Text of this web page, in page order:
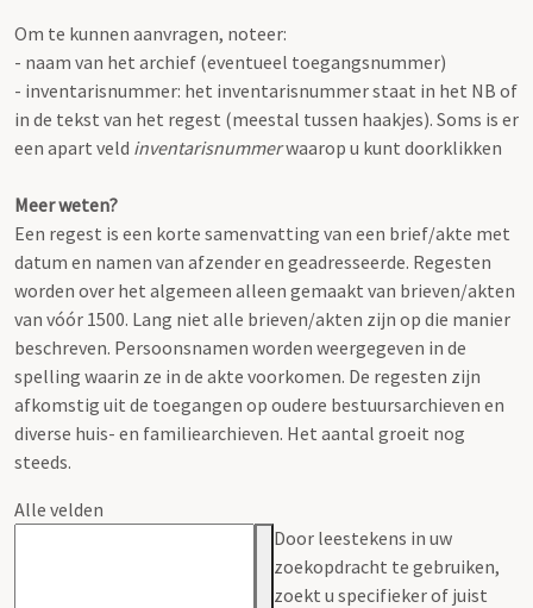
Om te kunnen aanvragen, noteer:
- naam van het archief (eventueel toegangsnummer)
- inventarisnummer: het inventarisnummer staat in het NB of
in de tekst van het regest (meestal tussen haakjes). Soms is er
een apart veld inventarisnummerwaarop u kunt doorklikken
Meer weten?
Een regest is een korte samenvatting van een brief/akte met
datum en namen van afzender en geadresseerde. Regesten
worden over het algemeen alleen gemaakt van brieven/akten
van vóór 1500. Lang niet alle brieven/akten zijn op die manier
beschreven. Persoonsnamen worden weergegeven in de
spelling waarin ze in de akte voorkomen. De regesten zijn
afkomstig uit de toegangen op oudere bestuursarchieven en
diverse huis- en familiearchieven. Het aantal groeit nog
steeds.
Alle velden
Door leestekens in uw
zoekopdracht te gebruiken,
zoekt u specifieker of juist